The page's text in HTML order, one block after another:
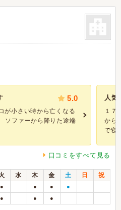
5.0
が小さい時から亡くなる
ソファーから降りた途端
人気
１７
から
で寝
口コミをすべて見る
水 木 金 土 日
祝
● ● ● ●
● ● ●